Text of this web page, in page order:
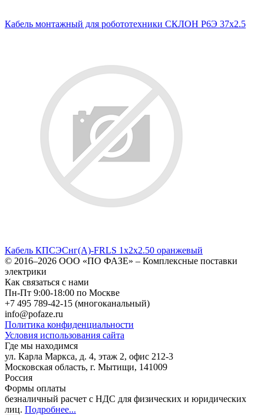
Кабель монтажный для робототехники СКЛОН Р6Э 37х2.5
Кабель КПСЭСнг(А)-FRLS 1х2х2.50 оранжевый
© 2016–2026 ООО «ПО ФАЗЕ» – Комплексные поставки
электрики
Как связаться с нами
Пн-Пт 9:00-18:00 по Москве
+7 495 789-42-15 (многоканальный)
info@pofaze.ru
Политика конфиденциальности
Условия использования сайта
Где мы находимся
ул. Карла Маркса, д. 4, этаж 2, офис 212-3
Московская область, г. Мытищи, 141009
Россия
Формы оплаты
безналичный расчет с НДС для физических и юридических
лиц. Подробнее...